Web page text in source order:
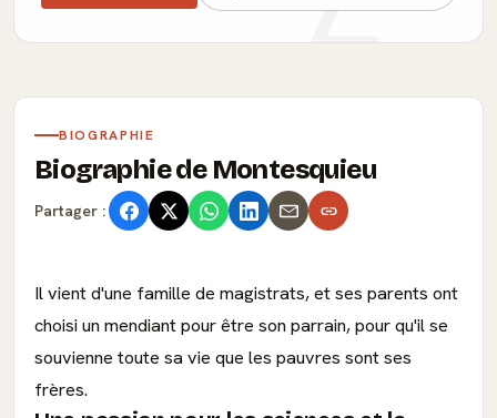
BIOGRAPHIE
Biographie de Montesquieu
Partager :
Il vient d'une famille de magistrats, et ses parents ont
choisi un mendiant pour être son parrain, pour qu'il se
souvienne toute sa vie que les pauvres sont ses
frères.